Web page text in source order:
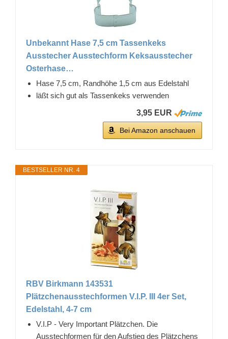
Unbekannt Hase 7,5 cm Tassenkeks
Ausstecher Ausstechform Keksausstecher
Osterhase…
Hase 7,5 cm, Randhöhe 1,5 cm aus Edelstahl
läßt sich gut als Tassenkeks verwenden
3,95 EUR
Bei Amazon anschauen
BESTSELLER NR. 4
RBV Birkmann 143531
Plätzchenausstechformen V.I.P. III 4er Set,
Edelstahl, 4-7 cm
V.I.P - Very Important Plätzchen. Die
Ausstechformen für den Aufstieg des Plätzchens